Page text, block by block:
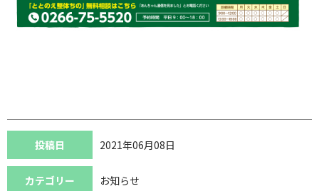
投稿日 2021年06月08日
カテゴリー お知らせ